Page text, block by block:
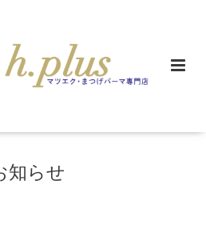
知らせ